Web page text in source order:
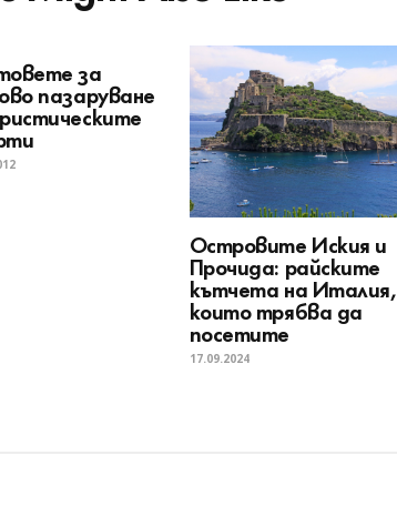
за
пазаруване
Островите Иския и
Прочида: райските
кътчета на Италия,
които трябва да
посетите
17.09.2024